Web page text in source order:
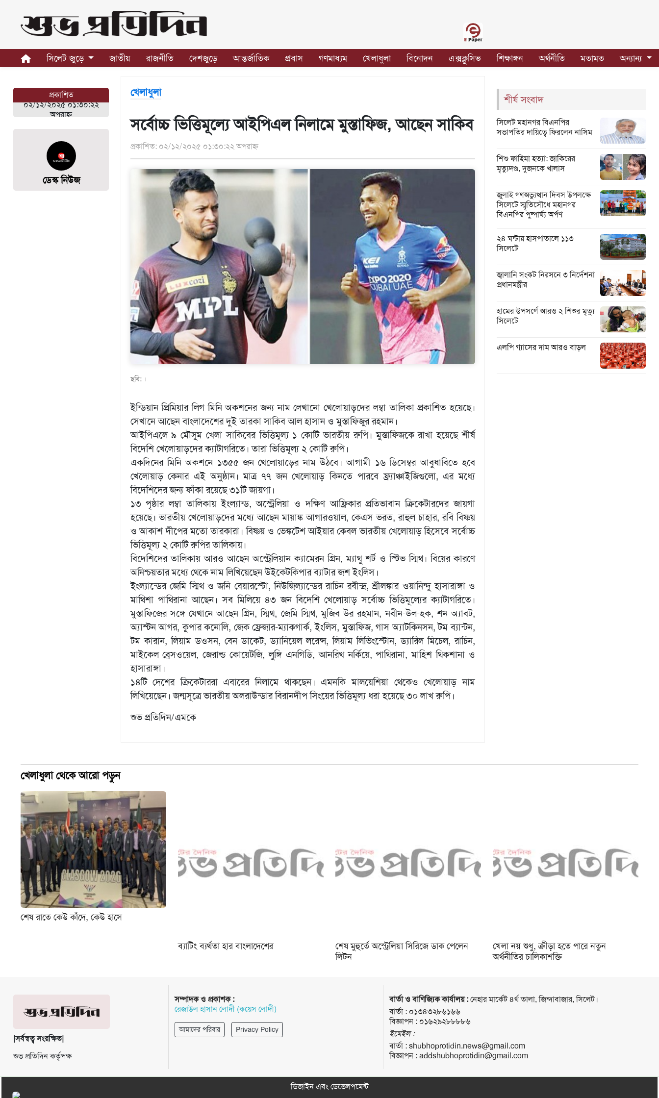
জুড়ে
সিলেট
মৌলভীবাজার
হবিগঞ্জ
জাতীয়
আন্তর্জাতিক
সিলেট জুড়ে জাতীয় রাজনীতি দেশজুড়ে আন্তর্জাতিক প্রবাস গণমাধ্যম খেলাধুলা বিনোদন এক্সক্লুসিভ শিক্ষাঙ্গন অর্থনীতি মতামত অন্যান্য
প্রকাশিত
০২/১২/২০২৫ ০১:৩০:২২
অপরাহ্ন
ডেস্ক নিউজ
খেলাধুলা
সর্বোচ্চ ভিত্তিমূল্যে আইপিএল নিলামে মুস্তাফিজ, আছেন সাকিব
প্রকাশিত: ০২/১২/২০২৫ ০১:৩০:২২ অপরাহ্ন
ছবি: ।
ইন্ডিয়ান প্রিমিয়ার লিগ মিনি অকশনের জন্য নাম লেখানো খেলোয়াড়দের লম্বা তালিকা প্রকাশিত হয়েছে।
সেখানে আছেন বাংলাদেশের দুই তারকা সাকিব আল হাসান ও মুস্তাফিজুর রহমান।
আইপিএলে ৯ মৌসুম খেলা সাকিবের ভিত্তিমূল্য ১ কোটি ভারতীয় রুপি। মুস্তাফিজকে রাখা হয়েছে শীর্ষ
বিদেশি খেলোয়াড়দের ক্যাটাগরিতে। তারা ভিত্তিমূল্য ২ কোটি রুপি।
একদিনের মিনি অকশনে ১৩৫৫ জন খেলোয়াড়ের নাম উঠবে। আগামী ১৬ ডিসেম্বর আবুধাবিতে হবে
খেলোয়াড় কেনার এই অনুষ্ঠান। মাত্র ৭৭ জন খেলোয়াড় কিনতে পারবে ফ্র্যাঞ্চাইজিগুলো, এর মধ্যে
বিদেশিদের জন্য ফাঁকা রয়েছে ৩১টি জায়গা।
১৩ পৃষ্ঠার লম্বা তালিকায় ইংল্যান্ড, অস্ট্রেলিয়া ও দক্ষিণ আফ্রিকার প্রতিভাবান ক্রিকেটারদের জায়গা
হয়েছে। ভারতীয় খেলোয়াড়দের মধ্যে আছেন মায়াঙ্ক আগারওয়াল, কেএস ভরত, রাহুল চাহার, রবি বিষ্ণয়
ও আকাশ দীপের মতো তারকারা। বিষ্ণয় ও ভেঙ্কটেশ আইয়ার কেবল ভারতীয় খেলোয়াড় হিসেবে সর্বোচ্চ
ভিত্তিমূল্য ২ কোটি রুপির তালিকায়।
বিদেশিদের তালিকায় আরও আছেন অস্ট্রেলিয়ান ক্যামেরন গ্রিন, ম্যাথু শর্ট ও স্টিভ স্মিথ। বিয়ের কারণে
অনিশ্চয়তার মধ্যে থেকে নাম লিখিয়েছেন উইকেটকিপার ব্যাটার জশ ইংলিস।
ইংল্যান্ডের জেমি স্মিথ ও জনি বেয়ারস্টো, নিউজিল্যান্ডের রাচিন রবীন্দ্র, শ্রীলঙ্কার ওয়ানিন্দু হাসারাঙ্গা ও
মাথিশা পাথিরানা আছেন। সব মিলিয়ে ৪৩ জন বিদেশি খেলোয়াড় সর্বোচ্চ ভিত্তিমূল্যের ক্যাটাগরিতে।
মুস্তাফিজের সঙ্গে যেখানে আছেন গ্রিন, স্মিথ, জেমি স্মিথ, মুজিব উর রহমান, নবীন-উল-হক, শন অ্যাবট,
অ্যাস্টন আগর, কুপার কনোলি, জেক ফ্রেজার-ম্যাকগার্ক, ইংলিস, মুস্তাফিজ, গাস অ্যাটকিনসন, টম ব্যান্টন,
টম কারান, লিয়াম ডওসন, বেন ডাকেট, ড্যানিয়েল লরেন্স, লিয়াম লিভিংস্টোন, ড্যারিল মিচেল, রাচিন,
মাইকেল ব্রেসওয়েল, জেরাল্ড কোয়েটজি, লুঙ্গি এনগিডি, আনরিখ নর্কিয়ে, পাথিরানা, মাহিশ থিকশানা ও
হাসারাঙ্গা।
১৪টি দেশের ক্রিকেটাররা এবারের নিলামে থাকছেন। এমনকি মালয়েশিয়া থেকেও খেলোয়াড় নাম
লিখিয়েছেন। জন্মসূত্রে ভারতীয় অলরাউন্ডার বিরানদীপ সিংয়ের ভিত্তিমূল্য ধরা হয়েছে ৩০ লাখ রুপি।
শুভ প্রতিদিন/এমকে
শীর্ষ সংবাদ
সিলেট মহানগর বিএনপির
সভাপতির দায়িত্বে ফিরলেন নাসিম
শিশু ফাহিমা হত্যা: জাকিরের
মৃত্যুদণ্ড, দুজনকে খালাস
জুলাই গণঅভ্যুত্থান দিবস উপলক্ষে
সিলেটে স্মৃতিসৌধে মহানগর
বিএনপির পুষ্পার্ঘ্য অর্পণ
২৪ ঘন্টায় হাসপাতালে ১১৩
সিলেটে
জ্বালানি সংকট নিরসনে ৩ নির্দেশনা
প্রধানমন্ত্রীর
হামের উপসর্গে আরও ২ শিশুর মৃত্যু
সিলেটে
এলপি গ্যাসের দাম আরও বাড়ল
খেলাধুলা থেকে আরো পড়ুন
শেষ রাতে কেউ কাঁদে, কেউ হাসে
ব্যাটিং ব্যর্থতা হার বাংলাদেশের
শেষ মুহুর্তে অস্ট্রেলিয়া সিরিজে ডাক পেলেন
লিটন
খেলা নয় শুধু, ক্রীড়া হতে পারে নতুন
অর্থনীতির চালিকাশক্তি
|সর্বস্বত্ব সংরক্ষিত|
শুভ প্রতিদিন কর্তৃপক্ষ
সম্পাদক ও প্রকাশক :
রেজাউল হাসান লোদী (কয়েস লোদী)
আমাদের পরিবার Privacy Policy
বার্তা ও বাণিজ্যিক কার্যালয় :নেহার মার্কেট ৪র্থ তালা, জিন্দাবাজার, সিলেট।
বার্তা : ০১৩৪৩২৮৬১৬৬
বিজ্ঞাপন : ০১৬২৯২৮৮৮৮৬
ইমেইল :
বার্তা :shubhoprotidin.news@gmail.com
বিজ্ঞাপন :addshubhoprotidin@gmail.com
ডিজাইন এবং ডেভেলপমেন্ট